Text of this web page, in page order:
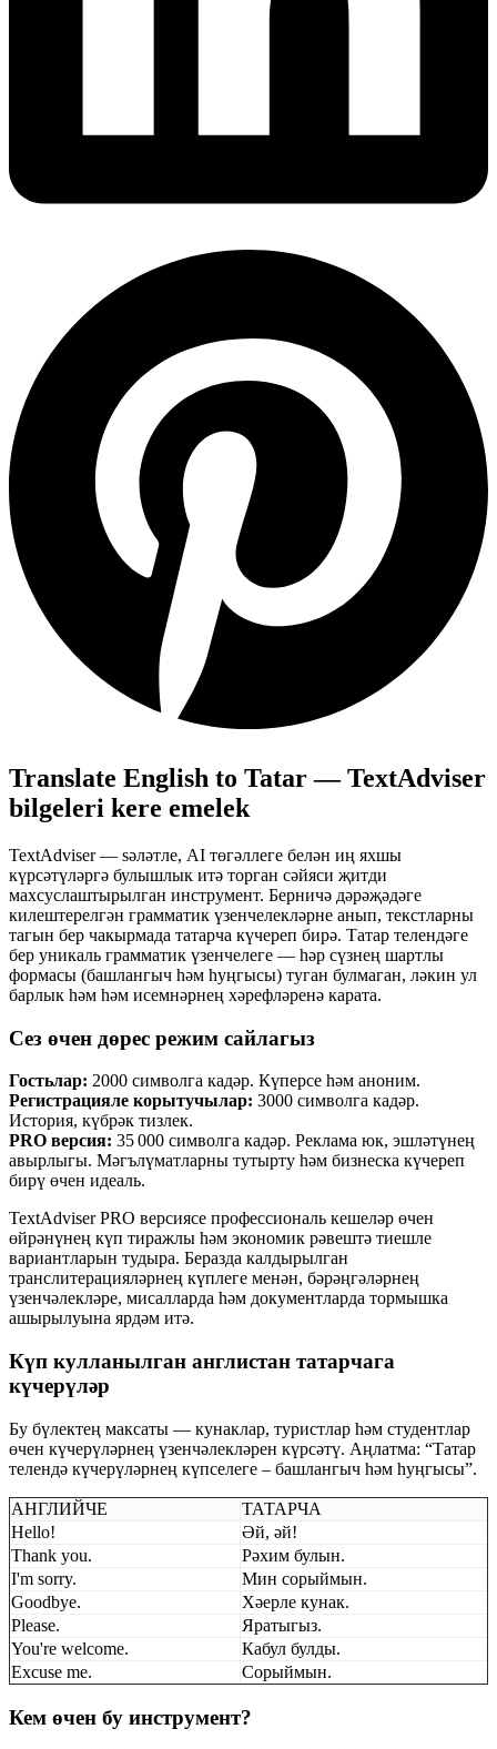
Translate English to Tatar — TextAdviser
bilgeleri kere emelek
TextAdviser — sәләтле, AI төгәллеге белән иң яхшы
күрсәтүләргә булышлык итә торган сәйяси җитди
махсуслаштырылган инструмент. Берничә дәрәҗәдәге
килештерелгән грамматик үзенчелекләрне анып, текстларны
тагын бер чакырмада татарча күчереп бирә. Татар телендәге
бер уникаль грамматик үзенчелеге — һәр сүзнең шартлы
формасы (башлангыч һәм һуңгысы) туган булмаган, ләкин ул
барлык һәм һәм исемнәрнең хәрефләренә карата.
Сез өчен дөрес режим сайлагыз
Гостьлар: 2000 символга кадәр. Күперсе һәм аноним.
Регистрацияле корытучылар: 3000 символга кадәр.
История, күбрәк тизлек.
PRO версия: 35 000 символга кадәр. Реклама юк, эшләтүнең
авырлыгы. Мәгълүматларны тутырту һәм бизнеска күчереп
бирү өчен идеаль.
TextAdviser PRO версиясе профессиональ кешеләр өчен
өйрәнүнең күп тиражлы һәм экономик рәвештә тиешле
вариантларын тудыра. Беразда калдырылган
транслитерацияләрнең күплеге менән, бәрәңгәләрнең
үзенчәлекләре, мисалларда һәм документларда тормышка
ашырылуына ярдәм итә.
Күп кулланылган англистан татарчага
күчерүләр
Бу бүлектең максаты — кунаклар, туристлар һәм студентлар
өчен күчерүләрнең үзенчәлекләрен күрсәтү. Аңлатма: “Татар
телендә күчерүләрнең күпселеге – башлангыч һәм һуңгысы”.
АНГЛИЙЧЕ
ТАТАРЧА
Hello!
Әй, әй!
Thank you.
Рәхим булын.
I'm sorry.
Мин сорыймын.
Goodbye.
Хәерле кунак.
Please.
Яратыгыз.
You're welcome.
Кабул булды.
Excuse me.
Сорыймын.
Кем өчен бу инструмент?